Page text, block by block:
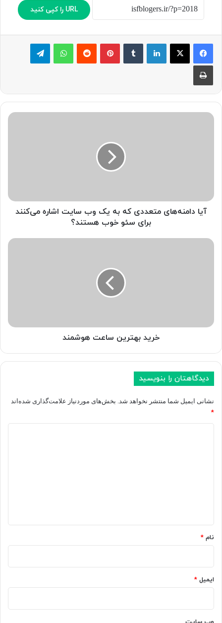
URL را کپی کنید
لینکدین ‫تامبلر پینترست‫رددیت واتس آپ تلگرام
چاپ
آیا
اشاره
می‌کنند
خوب
آیا دامنه‌های متعددی که به یک وب سایت اشاره می‌کنند
برای سئو خوب هستند؟
خرید
خرید بهترین ساعت هوشمند
دیدگاهتان را بنویسید
نشانی ایمیل شما منتشر نخواهد شد. بخش‌های موردنیاز علامت‌گذاری شده‌اند
*
نام *
ایمیل *